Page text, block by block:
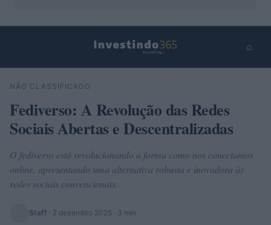
⌕
Buscar
NÃO CLASSIFICADO
Fediverso: A Revolução das Redes
Sociais Abertas e Descentralizadas
O fediverso está revolucionando a forma como nos conectamos
online, apresentando uma alternativa robusta e inovadora às
redes sociais convencionais.
Staff · 2 dezembro 2025 · 3 min